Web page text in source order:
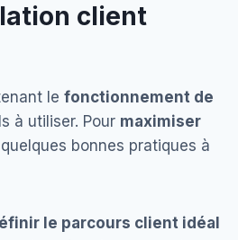
client
le fonctionnement de
à utiliser. Pour maximiser
bonnes pratiques à
le parcours client idéal